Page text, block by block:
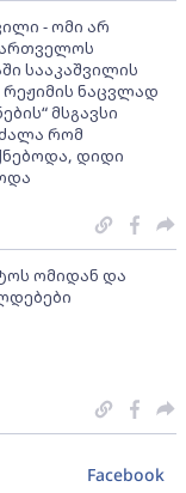
- ომი არ
სააკაშვილის
ნაცვლად
მსგავსი
რომ
დიდი
ომიდან და
Facebook